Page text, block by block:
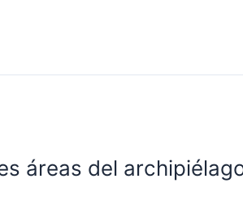
áreas del